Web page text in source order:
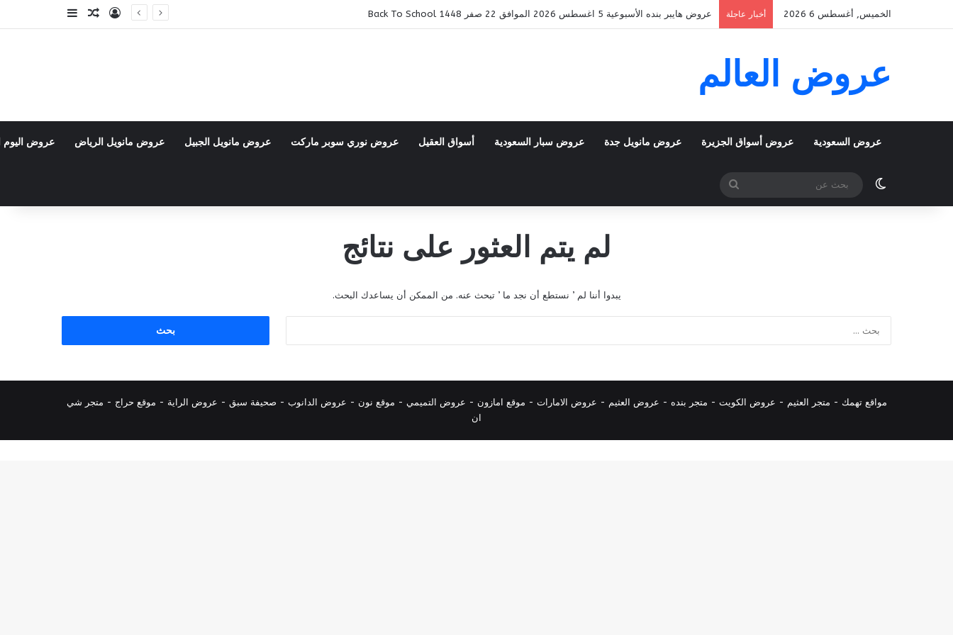
الخميس, أغسطس 6 2026 أخبار عاجلة عروض هايبر بنده الأسبوعية 5 اغسطس 2026 الموافق 22 صفر 1448 Back To School تسجيل الدخول
مقال عشوائي
إضافة عمود
عروض العالم
عروض السعودية عروض أسواق الجزيرة عروض مانويل جدة عروض سبار السعودية أسواق العقيل عروض نوري سوبر ماركت عروض مانويل الجبيل عروض مانويل الرياض عروض اليوم
الوضع المظلم
بحث
عن
لم يتم العثور على نتائج
يبدوا أننا لم ’ نستطع أن نجد ما ’ تبحث عنه. من الممكن أن يساعدك البحث.
مواقع تهمك - متجر العثيم - عروض الكويت - متجر بنده - عروض العثيم - عروض الامارات - موقع امازون - عروض التميمي - موقع نون - عروض الدانوب - صحيفة سبق - عروض الراية - موقع حراج - متجر شي
ان